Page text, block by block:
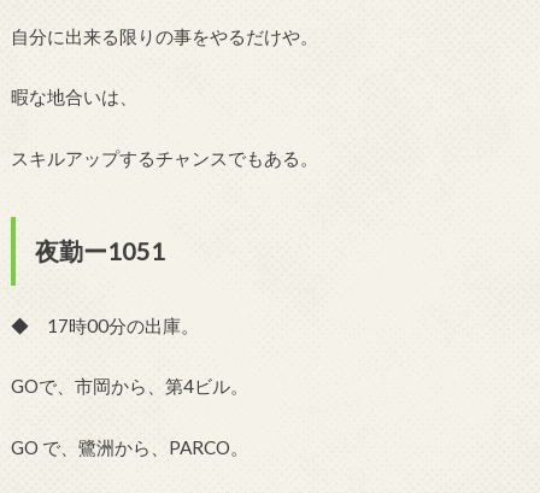
自分に出来る限りの事をやるだけや。
暇な地合いは、
スキルアップするチャンスでもある。
夜勤ー1051
◆ 17時00分の出庫。
GOで、市岡から、第4ビル。
GO で、鷺洲から、PARCO。